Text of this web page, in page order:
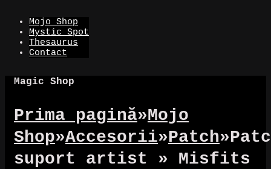
Mojo Shop
Mystic Spot
Thesaurus
Contact
Magic Shop
Prima pagină»Mojo
Shop»Accesorii»Patch»
suport artist » Misfits